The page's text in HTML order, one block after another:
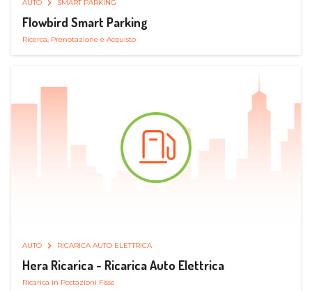
AUTO SMART PARKING
Flowbird Smart Parking
Ricerca, Prenotazione e Acquisto
AUTO RICARICA AUTO ELETTRICA
Hera Ricarica - Ricarica Auto Elettrica
Ricarica in Postazioni Fisse